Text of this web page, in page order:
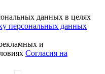
данных в целях
персональных данных
и
Согласия на